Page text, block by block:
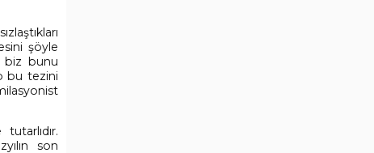
şöyle
biz bunu
bu tezini
son